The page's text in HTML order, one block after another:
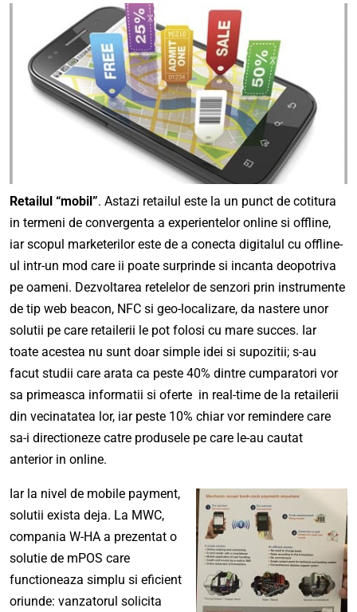
Retailul “mobil”. Astazi retailul este la un punct de cotitura
in termeni de convergenta a experientelor online si offline,
iar scopul marketerilor este de a conecta digitalul cu offline-
ul intr-un mod care ii poate surprinde si incanta deopotriva
pe oameni. Dezvoltarea retelelor de senzori prin instrumente
de tip web beacon, NFC si geo-localizare, da nastere unor
solutii pe care retailerii le pot folosi cu mare succes. Iar
toate acestea nu sunt doar simple idei si supozitii; s-au
facut studii care arata ca peste 40% dintre cumparatori vor
sa primeasca informatii si oferte in real-time de la retailerii
din vecinatatea lor, iar peste 10% chiar vor remindere care
sa-i directioneze catre produsele pe care le-au cautat
anterior in online.
Iar la nivel de mobile payment,
solutii exista deja. La MWC,
compania W-HA a prezentat o
solutie de mPOS care
functioneaza simplu si eficient
oriunde: vanzatorul solicita